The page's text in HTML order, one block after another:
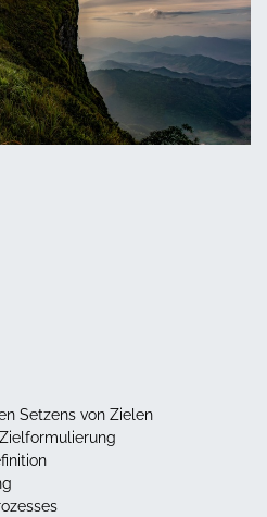
Setzens von Zielen